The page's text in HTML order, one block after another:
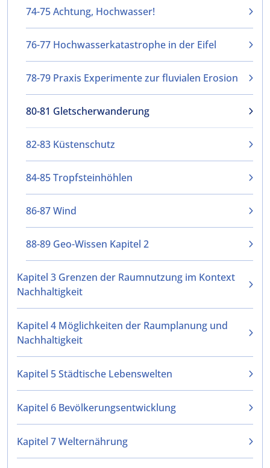
74-75 Achtung, Hochwasser!
76-77 Hochwasserkatastrophe in der Eifel
78-79 Praxis Experimente zur fluvialen Erosion
80-81 Gletscherwanderung
82-83 Küstenschutz
84-85 Tropfsteinhöhlen
86-87 Wind
88-89 Geo-Wissen Kapitel 2
Kapitel 3 Grenzen der Raumnutzung im Kontext
Nachhaltigkeit
Kapitel 4 Möglichkeiten der Raumplanung und
Nachhaltigkeit
Kapitel 5 Städtische Lebenswelten
Kapitel 6 Bevölkerungsentwicklung
Kapitel 7 Welternährung